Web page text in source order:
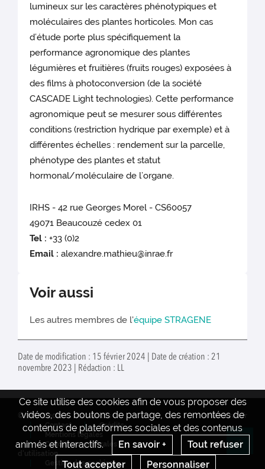
lumineux sur les caractères phénotypiques et
moléculaires des plantes horticoles. Mon cas
d’étude porte plus spécifiquement la
performance agronomique des plantes
légumières et fruitières (fruits rouges) exposées à
des films à photoconversion (de la société
CASCADE Light technologies). Cette performance
agronomique peut se mesurer sous différentes
conditions (restriction hydrique par exemple) et à
différentes échelles : rendement sur la parcelle,
phénotype des plantes et statut
hormonal/moléculaire de l’organe.
IRHS - 42 rue Georges Morel - CS60057
49071 Beaucouzé cedex 01
Tel : +33 (0)2
Email :alexandre.mathieu@inrae.fr
Voir aussi
Les autres membres de l'équipe STRAGENE
Date de modification : 15 février 2024 | Date de création : 21
novembre 2023 | Rédaction : LL
Ce site utilise des cookies afin de vous proposer des
vidéos, des boutons de partage, des remontées de
contenus de plateformes sociales et des contenus
animés et interactifs.
En savoir +
Tout refuser
Tout accepter
Personnaliser
© INRAE 2022
Actualités
Contact
Crédits
Mentions legales
Conditions générales
d'utilisation
Gestion des cookies
www.inrae.fr